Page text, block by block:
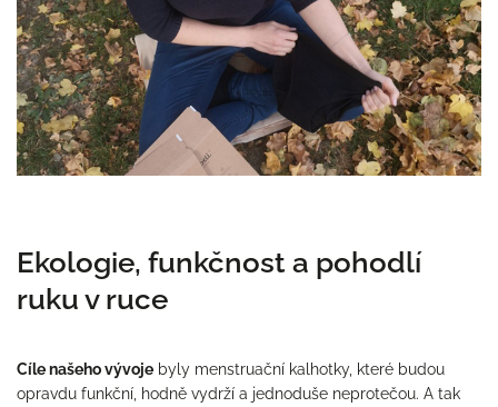
Ekologie, funkčnost a pohodlí
ruku v ruce
Cíle našeho vývoje byly menstruační kalhotky, které budou
opravdu funkční, hodně vydrží a jednoduše neprotečou. A tak